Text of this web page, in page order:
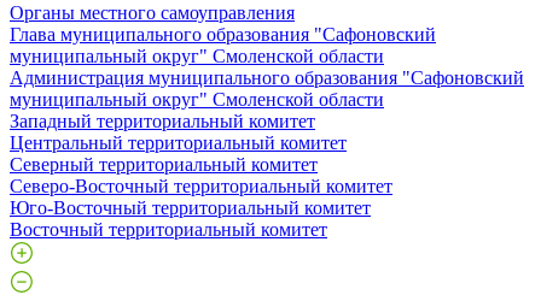
Органы местного самоуправления
Глава муниципального образования "Сафоновский
муниципальный округ" Смоленской области
Администрация муниципального образования "Сафоновский
муниципальный округ" Смоленской области
Западный территориальный комитет
Центральный территориальный комитет
Северный территориальный комитет
Северо-Восточный территориальный комитет
Юго-Восточный территориальный комитет
Восточный территориальный комитет